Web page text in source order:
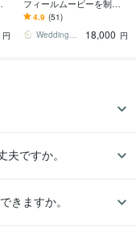
円
フィールムービーを制作
します 【結婚式プロフィ
ールムービー】DVD納品
も対応♪
4.9 (51)
WeddingStudio_M
18,000 円